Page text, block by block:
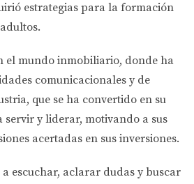
justo y a negociar con el vendedor.
del mercado y compáralas con las
Haz Inspecciones
una que te guste, haz una
estrategias para la formación
el mundo inmobiliario, donde ha
comunicacionales y de
, que se ha convertido en su
servir y liderar, motivando a sus
acertadas en sus inversiones.
a escuchar, aclarar dudas y buscar